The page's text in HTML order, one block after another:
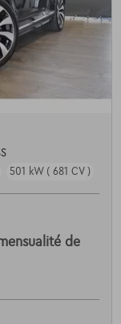
501 kW ( 681 CV )
de